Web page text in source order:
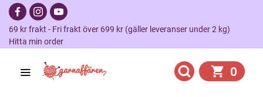
69 kr frakt - Fri frakt över 699 kr (gäller leveranser under 2 kg)
Hitta min order
0